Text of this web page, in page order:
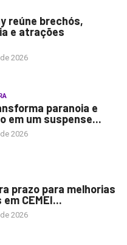
reúne brechós,
e atrações
2026
paranoia e
em um suspense...
2026
prazo para melhorias
CEMEI...
2026